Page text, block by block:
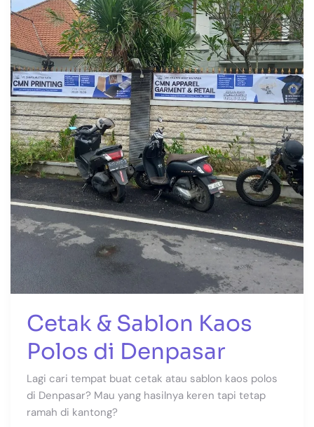
Cetak & Sablon Kaos
Polos di Denpasar
Lagi cari tempat buat cetak atau sablon kaos polos
di Denpasar? Mau yang hasilnya keren tapi tetap
ramah di kantong?
Denpasar